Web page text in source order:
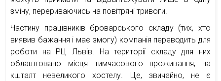
зміну, перериваючись на повітряні тривоги.
Частину працівників броварського складу (тих, хто
виявив бажання і має змогу) компанія переводить для
роботи на РЦ Львів. На території складу для них
облаштовано місця тимчасового проживання, на
кшталт невеликого хостелу. Це, звичайно, не є